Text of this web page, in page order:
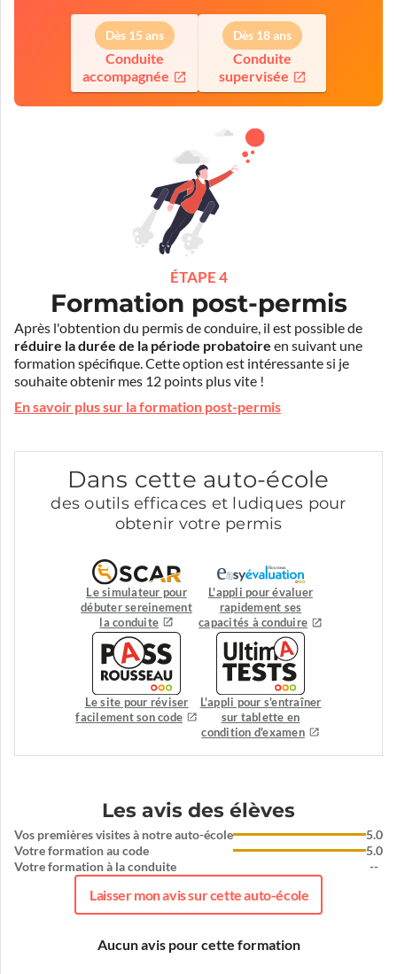
Dès 15 ans
Conduite
accompagnée
Dès 18 ans
Conduite
supervisée
ÉTAPE 4
Formation post-permis
Après l'obtention du permis de conduire, il est possible de
réduire la durée de la période probatoire en suivant une
formation spécifique. Cette option est intéressante si je
souhaite obtenir mes 12 points plus vite !
En savoir plus sur la formation post-permis
Dans cette auto-école
des outils efficaces et ludiques pour
obtenir votre permis
Le simulateur pour
débuter sereinement
la conduite
L'appli pour évaluer
rapidement ses
capacités à conduire
Le site pour réviser
facilement son code
L'appli pour s'entraîner
sur tablette en
condition d'examen
Les avis des élèves
Vos premières visites à notre auto-école
Votre formation au code
Votre formation à la conduite
5.0
5.0
--
Laisser mon avis sur cette auto-école
Aucun avis pour cette formation